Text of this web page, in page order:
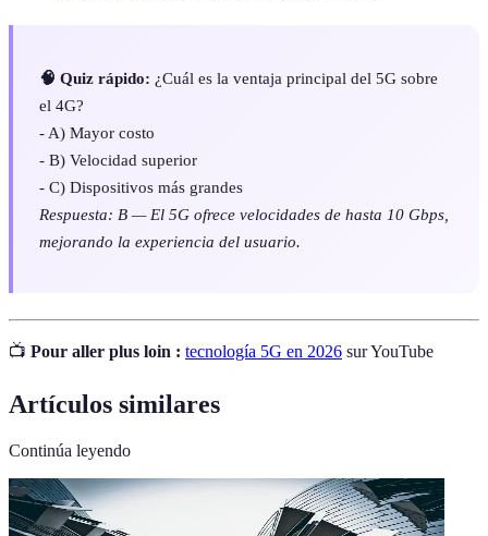
🧠 Quiz rápido: ¿Cuál es la ventaja principal del 5G sobre
el 4G?
- A) Mayor costo
- B) Velocidad superior
- C) Dispositivos más grandes
Respuesta: B — El 5G ofrece velocidades de hasta 10 Gbps,
mejorando la experiencia del usuario.
📺 Pour aller plus loin : tecnología 5G en 2026 sur YouTube
Artículos similares
Continúa leyendo